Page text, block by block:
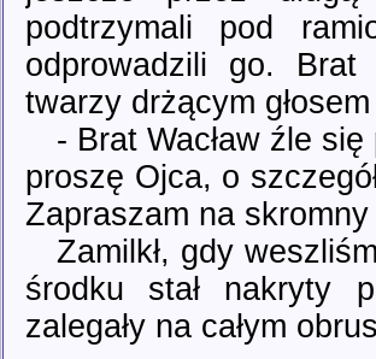
podtrzymali pod
odprowadzili go. Brat
twarzy drżącym
- Brat Wacław źle
proszę Ojca, o
Zapraszam na
Zamilkł, gdy
środku stał nakryty
zalegały na całym